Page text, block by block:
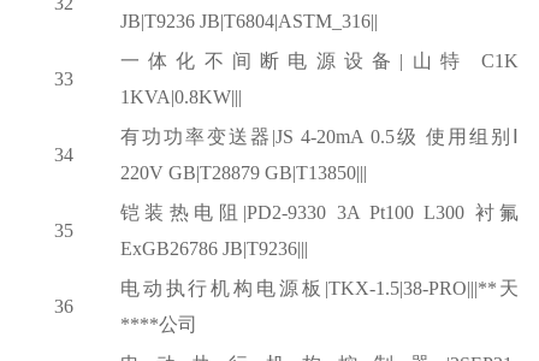
JB|T9236 JB|T6804|ASTM_316||
33
一体化不间断电源设备 |山特 C1K
1KVA|0.8KW|||
34
有功功率变送器 |JS 4-20mA 0.5级 使用组别Ⅰ
220V GB|T28879 GB|T13850|||
35
铠装热电阻 |PD2-9330 3A Pt100 L300 衬氟
ExGB26786 JB|T9236|||
36
电动执行机构电源板 |TKX-1.5|38-PRO|||**天
****公司